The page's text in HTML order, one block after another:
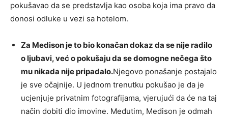
pokušavao da se predstavlja kao osoba koja ima pravo da
donosi odluke u vezi sa hotelom.
Za Medison je to bio konačan dokaz da se nije radilo
o ljubavi, već o pokušaju da se domogne nečega što
mu nikada nije pripadalo.Njegovo ponašanje postajalo
je sve očajnije. U jednom trenutku pokušao je da je
ucjenjuje privatnim fotografijama, vjerujući da će na taj
način dobiti dio imovine. Međutim, Medison je odmah